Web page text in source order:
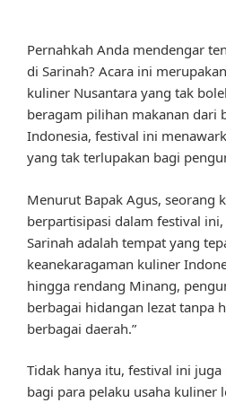
Pernahkah Anda mendengar
di Sarinah? Acara ini
kuliner Nusantara yang tak
beragam pilihan makanan dari
Indonesia, festival ini
yang tak terlupakan bagi
Menurut Bapak Agus, seorang
berpartisipasi dalam festival ini,
Sarinah adalah tempat yang
keanekaragaman kuliner
hingga rendang Minang,
berbagai hidangan lezat tanpa
berbagai daerah.”
Tidak hanya itu, festival ini
bagi para pelaku usaha kuliner